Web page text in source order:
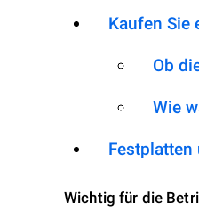
Kaufen Sie
Ob
Wie
Festplatten
Wichtig für die